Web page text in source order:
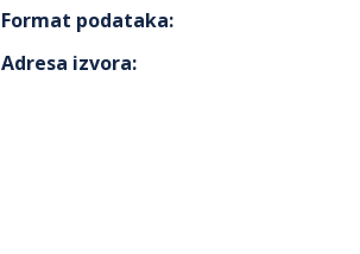
Format podataka:
Adresa izvora: